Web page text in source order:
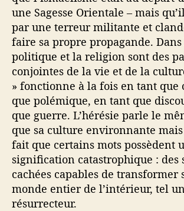
une Sagesse Orientale – mais
par une terreur militante et
faire sa propre propagande.
politique et la religion sont des
conjointes de la vie et de la
» fonctionne à la fois en tant que
que polémique, en tant que
que guerre. L’hérésie parle le
que sa culture environnante
fait que certains mots possèdent
signification catastrophique :
cachées capables de transformer
monde entier de l’intérieur, tel
résurrecteur.